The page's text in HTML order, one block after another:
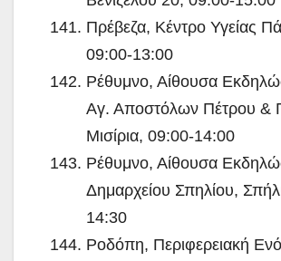
Πρέβεζα, Κέντρο Υγείας
09:00-13:00
Ρέθυμνο, Αίθουσα
Αγ. Αποστόλων Πέτρου &
Μισίρια, 09:00-14:00
Ρέθυμνο, Αίθουσα
Δημαρχείου Σπηλίου,
14:30
Ροδόπη, Περιφερειακή